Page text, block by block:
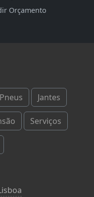
Orçamento
Jantes
Serviços